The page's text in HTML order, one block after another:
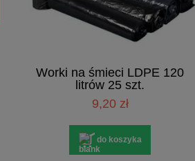
Worki na śmieci LDPE 120
litrów 25 szt.
9,20 zł
do koszyka